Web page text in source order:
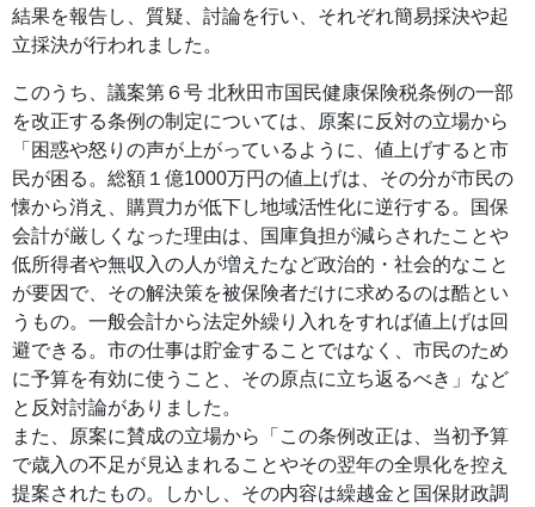
結果を報告し、質疑、討論を行い、それぞれ簡易採決や起
立採決が行われました。
このうち、議案第６号 北秋田市国民健康保険税条例の一部
を改正する条例の制定については、原案に反対の立場から
「困惑や怒りの声が上がっているように、値上げすると市
民が困る。総額１億1000万円の値上げは、その分が市民の
懐から消え、購買力が低下し地域活性化に逆行する。国保
会計が厳しくなった理由は、国庫負担が減らされたことや
低所得者や無収入の人が増えたなど政治的・社会的なこと
が要因で、その解決策を被保険者だけに求めるのは酷とい
うもの。一般会計から法定外繰り入れをすれば値上げは回
避できる。市の仕事は貯金することではなく、市民のため
に予算を有効に使うこと、その原点に立ち返るべき」など
と反対討論がありました。
また、原案に賛成の立場から「この条例改正は、当初予算
で歳入の不足が見込まれることやその翌年の全県化を控え
提案されたもの。しかし、その内容は繰越金と国保財政調